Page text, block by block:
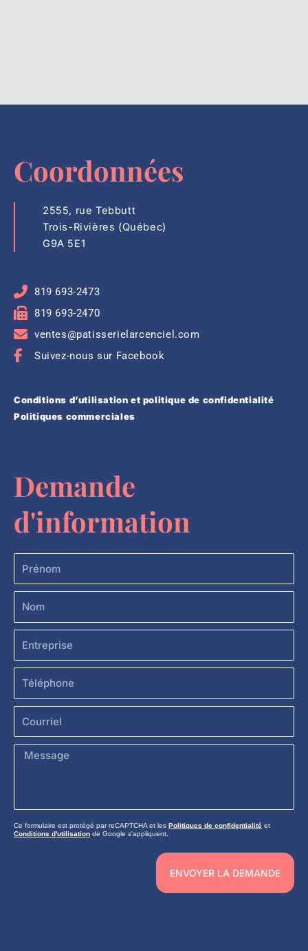
Coordonnées
2555, rue Tebbutt
Trois-Rivières (Québec)
G9A 5E1
819 693-2473
819 693-2470
ventes@patisserielarcenciel.com
Suivez-nous sur Facebook
Conditions d’utilisation et politique de confidentialité
Politiques commerciales
Demande
d'information
Message
Ce formulaire est protégé par reCAPTCHA et les Politiques de confidentialité et
Conditions d'utilisation de Google s'appliquent.
ENVOYER LA DEMANDE